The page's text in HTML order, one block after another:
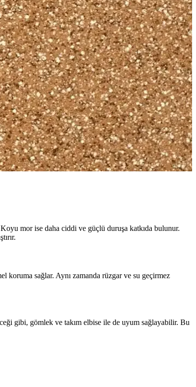
montlar hakkında bilgi edinin.
ömürlü kullanın.
doğru mont seçimi ipuçları detaylı anlatılmaktadır.
tarzınıza uygun montlar seçebilirsiniz.
doğru montu bulun.
mor ise daha ciddi ve güçlü duruşa katkıda bulunur.
koruma sağlar. Aynı zamanda rüzgar ve su geçirmez
gibi, gömlek ve takım elbise ile de uyum sağlayabilir. Bu